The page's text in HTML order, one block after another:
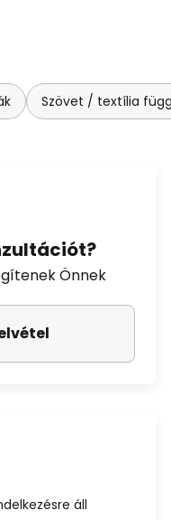
Szövet / textília
Önnek
áll